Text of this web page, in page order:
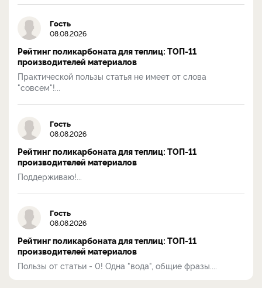
Гость
08.08.2026
Рейтинг поликарбоната для теплиц: ТОП-11
производителей материалов
Практической пользы статья не имеет от слова
"совсем"!...
Гость
08.08.2026
Рейтинг поликарбоната для теплиц: ТОП-11
производителей материалов
Поддерживаю!...
Гость
08.08.2026
Рейтинг поликарбоната для теплиц: ТОП-11
производителей материалов
Пользы от статьи - 0! Одна "вода", общие фразы....